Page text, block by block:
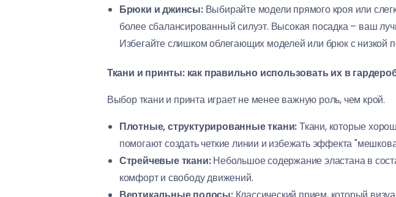
Брюки и джинсы:Выбирайте модели прямого кроя или
более сбалансированный силуэт. Высокая посадка – ваш
Избегайте слишком облегающих моделей или брюк с низкой
Ткани и принты: как правильно использовать их в
Выбор ткани и принта играет не менее важную роль, чем крой.
Плотные, структурированные ткани:Ткани, которые
помогают создать четкие линии и избежать эффекта
Стрейчевые ткани:Небольшое содержание эластана в
комфорт и свободу движений.